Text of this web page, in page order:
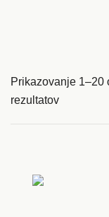
Prikazovanje 1–20
rezultatov